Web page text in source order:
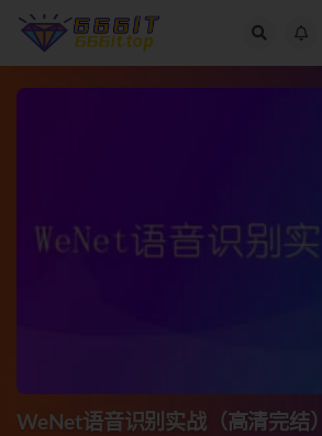
WeNet语音识别实战（高清完结）